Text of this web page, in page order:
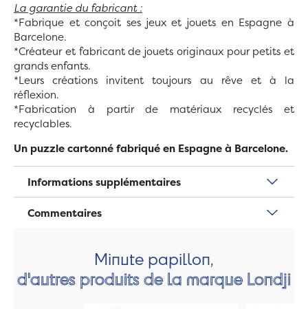
La garantie du fabricant :
*Fabrique et conçoit ses jeux et jouets en Espagne à
Barcelone.
*Créateur et fabricant de jouets originaux pour petits et
grands enfants.
*Leurs créations invitent toujours au rêve et à la
réflexion.
*Fabrication à partir de matériaux recyclés et
recyclables.
Un puzzle cartonné fabriqué en Espagne à Barcelone.
Informations supplémentaires
Commentaires
Minute papillon,
d'autres produits de la marque Londji